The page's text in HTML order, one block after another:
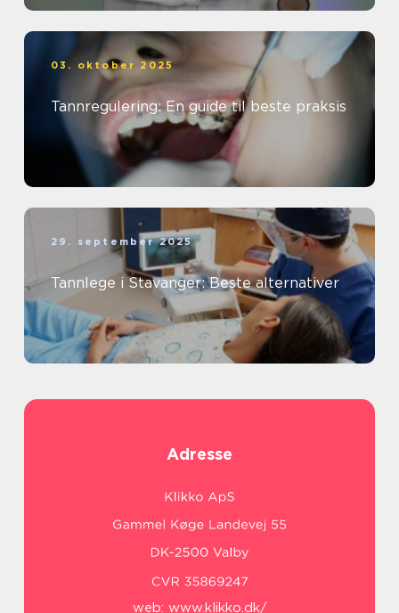
03. oktober 2025
Tannregulering: En guide til beste praksis
29. september 2025
Tannlege i Stavanger: Beste alternativer
Adresse
web: www.klikko.dk/